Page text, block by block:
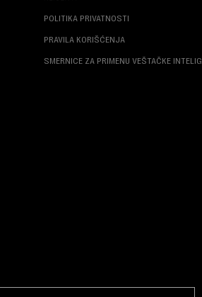
POLITIKA PRIVATNOSTI
PRAVILA KORIŠĆENJA
SMERNICE ZA PRIMENU VEŠTAČKE